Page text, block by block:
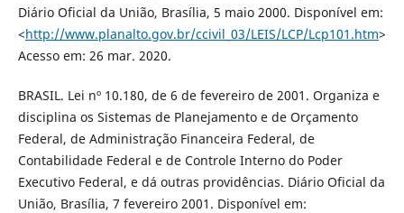
Diário Oficial da União, Brasília, 5 maio 2000. Disponível em:
<http://www.planalto.gov.br/ccivil_03/LEIS/LCP/Lcp101.htm>
Acesso em: 26 mar. 2020.
BRASIL. Lei nº 10.180, de 6 de fevereiro de 2001. Organiza e
disciplina os Sistemas de Planejamento e de Orçamento
Federal, de Administração Financeira Federal, de
Contabilidade Federal e de Controle Interno do Poder
Executivo Federal, e dá outras providências. Diário Oficial da
União, Brasília, 7 fevereiro 2001. Disponível em: